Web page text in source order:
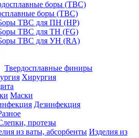
боры (ТВС)
ТВС для ПН (HP)
ТВС для ТН (FG)
ТВС для УН (RA)
Твердосплавные финиры
Хирургия
Маски
Дезинфекция
протезы
Изделия из